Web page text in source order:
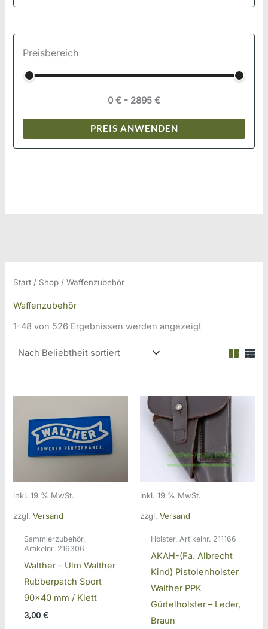
Preisbereich
0 € - 2895 €
PREIS ANWENDEN
Start / Shop / Waffenzubehör
Waffenzubehör
1–48 von 526 Ergebnissen werden angezeigtNach
inkl. 19 % MwSt.
zzgl.Versand
Sammlerzubehör,
Artikelnr. 216306
Walther – Ulm Walther
Rubberpatch Sport
90×40 mm / Klett
3,00 €
inkl. 19 % MwSt.
zzgl. Versand
Holster, Artikelnr. 211166
AKAH-(Fa. Albrecht
Kind) Pistolenholster
Walther PPK
Gürtelholster – Leder,
Braun